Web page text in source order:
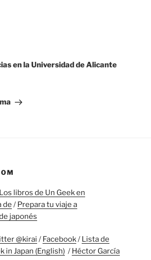
en la Universidad de Alicante
Los libros de Un Geek en
de / Prepara tu viaje a
japonés
@kirai / Facebook/ Lista de
in Japan (English) / Héctor García